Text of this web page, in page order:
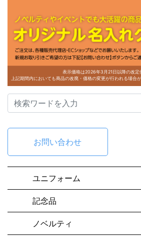
表示価格は2026年3月21日以降の改定
上記期間内においても商品の改廃・価格の変更が行われる場合
お問い合わせ
ユニフォーム
記念品
ノベルティ